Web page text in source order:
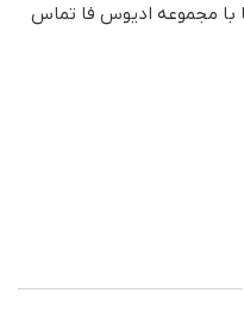
با مجموعه ادیوس فا تماس